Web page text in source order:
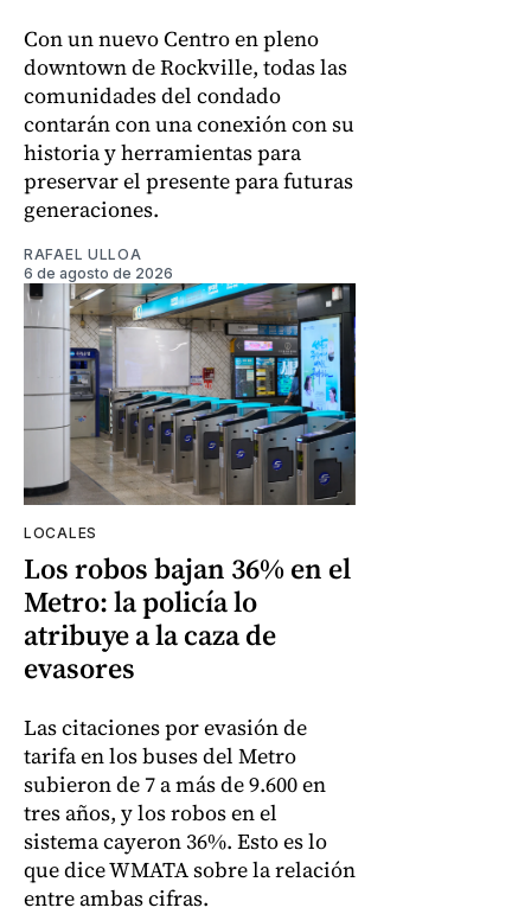
Con un nuevo Centro en pleno
downtown de Rockville, todas las
comunidades del condado
contarán con una conexión con su
historia y herramientas para
preservar el presente para futuras
generaciones.
RAFAEL ULLOA
6 de agosto de 2026
LOCALES
Los robos bajan 36% en el
Metro: la policía lo
atribuye a la caza de
evasores
Las citaciones por evasión de
tarifa en los buses del Metro
subieron de 7 a más de 9.600 en
tres años, y los robos en el
sistema cayeron 36%. Esto es lo
que dice WMATA sobre la relación
entre ambas cifras.